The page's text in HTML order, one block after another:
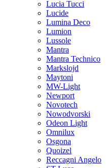
Lucia Tucci
Lucide
Lumina Deco
Lumion
Lussole
Mantra
Mantra Technico
Markslojd
Maytoni
MW-Light
Newport
Novotech
Nowodvorski
Odeon Light
Omnilux
Osgona
Quoizel
Reccagni Angelo